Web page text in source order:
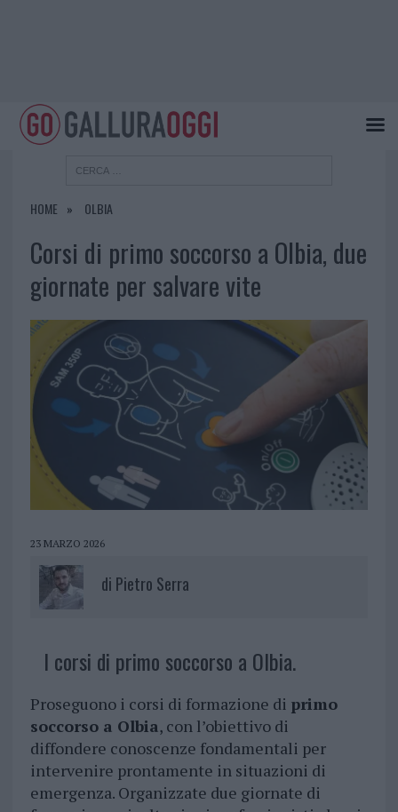
HOME OLBIA
Corsi di primo soccorso a Olbia, due
giornate per salvare vite
23 MARZO 2026
di Pietro Serra
I corsi di primo soccorso a Olbia.
Proseguono i corsi di formazione di primo
soccorso a Olbia, con l’obiettivo di
diffondere conoscenze fondamentali per
intervenire prontamente in situazioni di
emergenza. Organizzate due giornate di